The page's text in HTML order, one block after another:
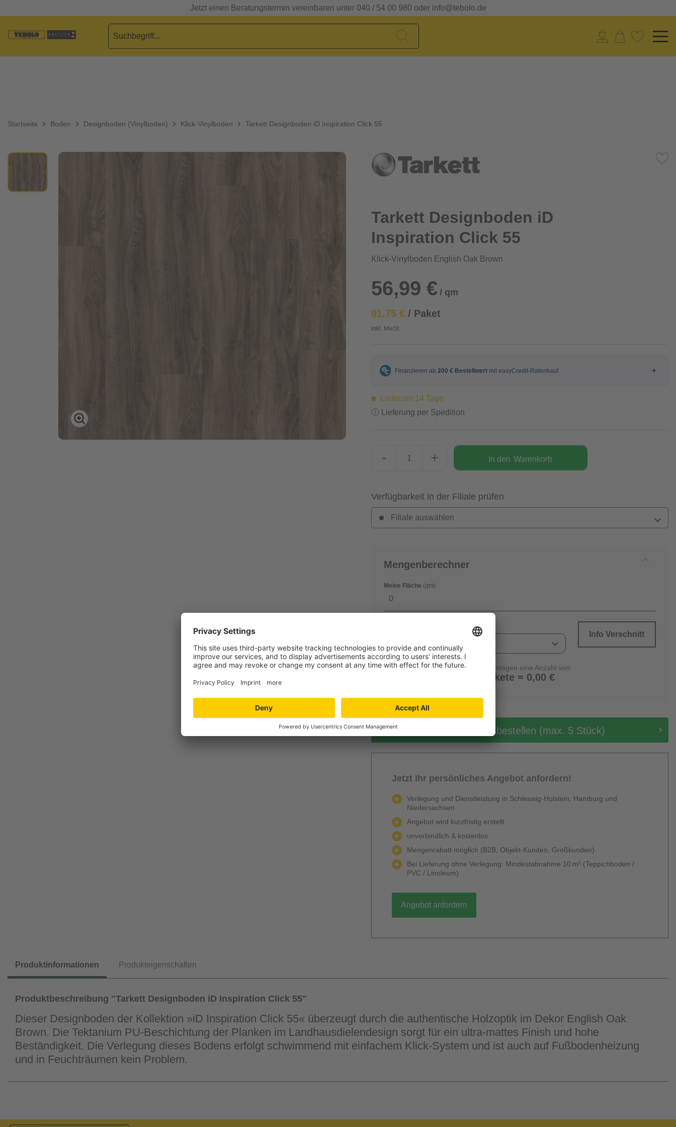
Jetzt einen Beratungstermin vereinbaren unter 040 / 54 00 980 oder info@tebolo.de
Startseite Boden Designboden (Vinylboden) Klick-Vinylboden Tarkett Designboden iD Inspiration Click 55
Tarkett Designboden iD
Inspiration Click 55
Klick-Vinylboden English Oak Brown
56,99 € / qm
91,75 €/ Paket
inkl. MwSt.
Lieferzeit 14 Tage
ⓘ Lieferung per Spedition
- + In den Warenkorb
Verfügbarkeit in der Filiale prüfen
Filiale auswählen
Mengenberechner
Meine Fläche (qm)
Info Verschnitt
Sie benötigen eine Anzahl von:
0 Pakete = 0,00 €
gratis Muster bestellen (max. 5 Stück)
Jetzt Ihr persönliches Angebot anfordern!
Verlegung und Dienstleistung in Schleswig-Holstein, Hamburg und
Niedersachsen
Angebot wird kurzfristig erstellt
unverbindlich & kostenlos
Mengenrabatt möglich (B2B, Objekt-Kunden, Großkunden)
Bei Lieferung ohne Verlegung: Mindestabnahme 10 m² (Teppichboden /
PVC / Linoleum)
Angebot anfordern
Produktinformationen Produkteigenschaften
Produktbeschreibung "Tarkett Designboden iD Inspiration Click 55"
Dieser Designboden der Kollektion »iD Inspiration Click 55« überzeugt durch die authentische Holzoptik im Dekor English Oak
Brown. Die Tektanium PU-Beschichtung der Planken im Landhausdielendesign sorgt für ein ultra-mattes Finish und hohe
Beständigkeit. Die Verlegung dieses Bodens erfolgt schwimmend mit einfachem Klick-System und ist auch auf Fußbodenheizung
und in Feuchträumen kein Problem.